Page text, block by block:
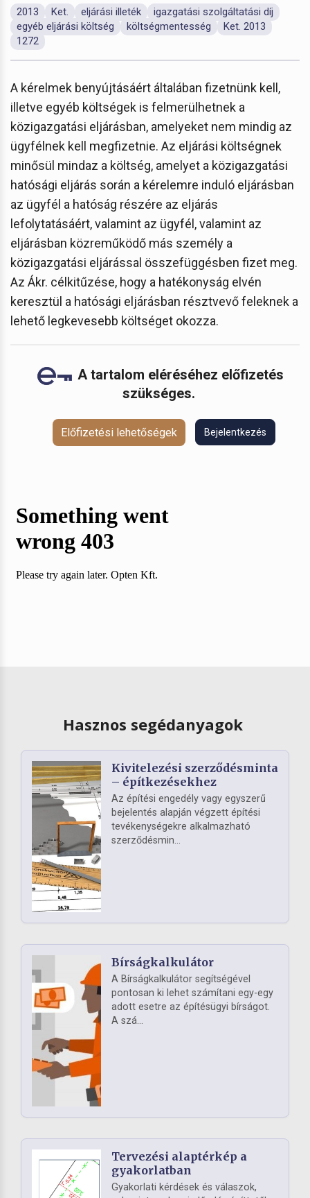
2013 Ket. eljárási illeték
igazgatási szolgáltatási díj
egyéb eljárási költség
költségmentesség
Ket. 2013
1272
A kérelmek benyújtásáért általában fizetnünk kell,
illetve egyéb költségek is felmerülhetnek a
közigazgatási eljárásban, amelyeket nem mindig az
ügyfélnek kell megfizetnie. Az eljárási költségnek
minősül mindaz a költség, amelyet a közigazgatási
hatósági eljárás során a kérelemre induló eljárásban
az ügyfél a hatóság részére az eljárás
lefolytatásáért, valamint az ügyfél, valamint az
eljárásban közreműködő más személy a
közigazgatási eljárással összefüggésben fizet meg.
Az Ákr. célkitűzése, hogy a hatékonyság elvén
keresztül a hatósági eljárásban résztvevő feleknek a
lehető legkevesebb költséget okozza.
A tartalom eléréséhez előfizetés
szükséges.
Előfizetési lehetőségek Bejelentkezés
Hasznos segédanyagok
Kivitelezési szerződésminta
– építkezésekhez
Az építési engedély vagy egyszerű
bejelentés alapján végzett építési
tevékenységekre alkalmazható
szerződésmin...
Bírságkalkulátor
A Bírságkalkulátor segítségével
pontosan ki lehet számítani egy-egy
adott esetre az építésügyi bírságot.
A szá...
Tervezési alaptérkép a
gyakorlatban
Gyakorlati kérdések és válaszok,